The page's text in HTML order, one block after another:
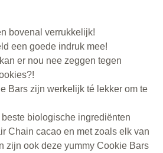
bovenal verrukkelijk!
een goede indruk mee!
er nou nee zeggen tegen
Bars zijn werkelijk té lekker om te
biologische ingrediënten
Chain cacao en met zoals elk van
zijn ook deze yummy Cookie Bars